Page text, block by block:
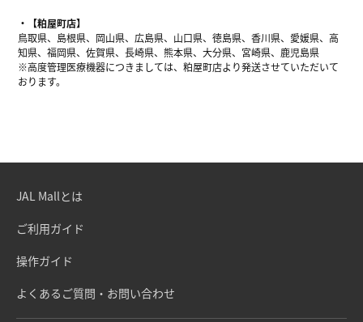
【粕屋町店】
鳥取県、島根県、岡山県、広島県、山口県、徳島県、香川県、愛媛県、高
知県、福岡県、佐賀県、長崎県、熊本県、大分県、宮崎県、鹿児島県
※高度管理医療機器につきましては、粕屋町店より発送させていただいて
おります。
JAL Mallとは
ご利用ガイド
操作ガイド
よくあるご質問・お問い合わせ